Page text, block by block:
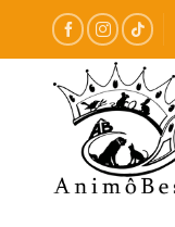
contenu